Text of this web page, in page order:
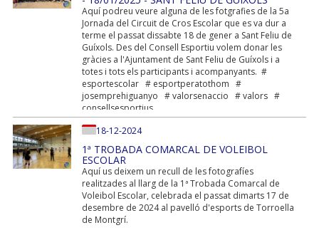
Aquí podreu veure alguna de les fotgrafies de la 5a
Jornada del Circuit de Cros Escolar que es va dur a
terme el passat dissabte 18 de gener a Sant Feliu de
Guíxols. Des del Consell Esportiu volem donar les
gràcies a l'Ajuntament de Sant Feliu de Guíxols i a
totes i tots els participants i acompanyants. #
esportescolar # esportperatothom #
josemprehiguanyo # valorsenaccio # valors #
consellsesportius
18-12-2024
1ª TROBADA COMARCAL DE VOLEIBOL
ESCOLAR
Aquí us deixem un recull de les fotografíes
realitzades al llarg de la 1ª Trobada Comarcal de
Voleibol Escolar, celebrada el passat dimarts 17 de
desembre de 2024 al pavelló d'esports de Torroella
de Montgrí.